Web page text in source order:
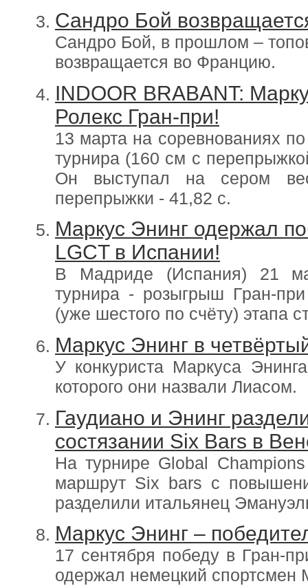
Сандро Бой
Сандро Бой, в прошлом –
возвращается во Францию.
INDOOR BRABANT:
Ролекс Гран-при!
13 марта на соревнованиях
турнира (160 см с
Он выступал на сером
перепрыжки - 41,82 с.
Маркус Энинг одержал
LGCT в Испании!
В Мадриде (Испания) 21
турнира - розыгрыш Гран-
(уже шестого по счёту) этапа
Маркус Энинг в
У конкуриста Маркуса
которого они назвали Лиасом.
Гаудиано и Энинг
состязании Six Bars в
На турнире Global
маршрут Six bars c
разделили итальянец
Маркус Энинг –
17 сентября победу в Гран-
одержал немецкий спортсмен